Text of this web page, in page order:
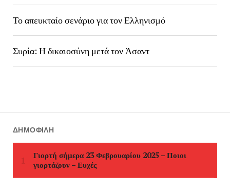
Το απευκταίο σενάριο για τον Ελληνισμό
Συρία: Η δικαιοσύνη μετά τον Άσαντ
ΔΗΜΟΦΙΛΉ